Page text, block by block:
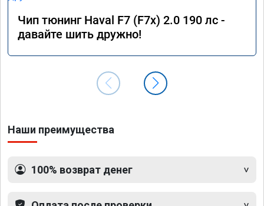
Чип тюнинг Haval F7 (F7x) 2.0 190 лс -
давайте шить дружно!
Наши преимущества
100% возврат денег